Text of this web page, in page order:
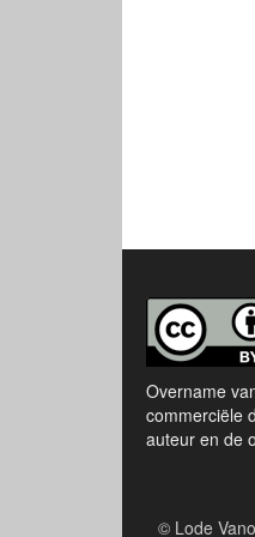
Overname
commerciële
auteur en de
© Lode